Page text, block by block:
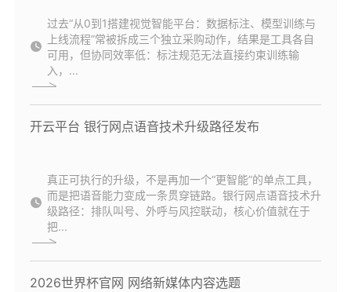
过去“从0到1搭建视觉智能平台：数据标注、模型训练与
上线流程”常被拆成三个独立采购动作，结果是工具各自
可用，但协同效率低：标注规范无法直接约束训练输
入，...
开云平台 银行网点语音技术升级路径发布
真正可执行的升级，不是再加一个“更智能”的单点工具，
而是把语音能力变成一条贯穿链路。银行网点语音技术升
级路径：排队叫号、外呼与风控联动，核心价值就在于
把...
2026世界杯官网 网络新媒体内容选题